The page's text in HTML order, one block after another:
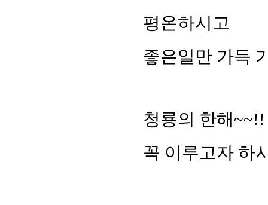
평온하시고
좋은일만 가득
청룡의 한해~~!!
꼭 이루고자 하